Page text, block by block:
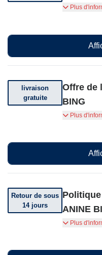
Bénéficiez
Plus
livraison
gratuite
Offre de
BING
Bénéficiez
Plus
Retour de sous
14 jours
ANINE
Vous
les 14
Plus